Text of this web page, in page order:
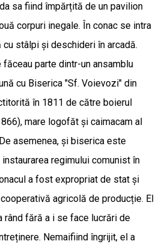
sa fiind împărțită de un pavilion
corpuri inegale. În conac se intra
stâlpi și deschideri în arcadă.
parte dintr-un ansamblu
cu Biserica "Sf. Voievozi" din
în 1811 de către boierul
mare logofăt și caimacam al
asemenea, și biserica este
regimului comunist în
a fost expropriat de stat și
agricolă de producție. El
fără a i se face lucrări de
Nemaifiind îngrijit, el a